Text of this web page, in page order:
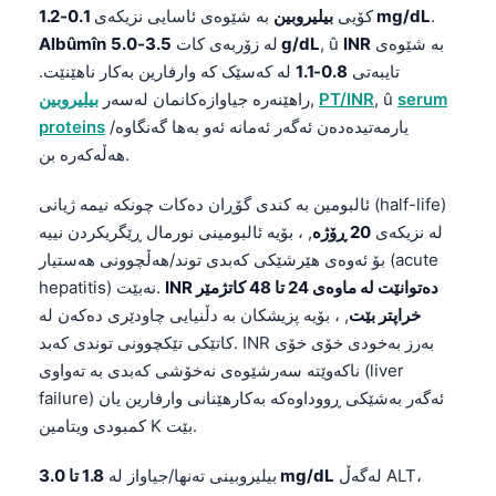
کۆیی بیلیروبین بە شێوەی ئاسایی نزیکەی 0.1-1.2 mg/dL.
Albûmîn
لە زۆربەی کات 3.5-5.0 g/dL, û INR
تایبەتی 0.8-1.1
لە کەسێک کە وارفارین بەکار ناهێنێت.
راهێنەرە جیاوازەکانمان لەسەر بیلیروبین , PT/INR, û serum
proteins
هەڵەکەرە بن.
ئالبومین بە کندی گۆڕان دەکات چونکە نیمە ژیانی (half-life)
لە نزیکەی 20 ڕۆژە
, ، بۆیە ئالبومینی نورمال ڕێگریکردن نییە
بۆ ئەوەی هێرشێکی کەبدی توند/هەڵچوونی هەستیار (acute
hepatitis) نەبێت. INR دەتوانێت لە ماوەی 24 تا 48 کاتژمێر
خراپتر بێت, ، بۆیە پزیشکان بە دڵنیایی چاودێری دەکەن لە
کاتێکی تێکچوونی توندی کەبد. INR بەرز بەخودی خۆی خۆی
ناکەوێتە سەرشێوەی نەخۆشی کەبدی بە تەواوی (liver
failure) ئەگەر بەشێکی ڕووداوەکە بەکارهێنانی وارفارین یان
کمبودی ویتامین K بێت.
بیلیروبینی تەنها/جیاواز لە 1.8 تا 3.0 mg/dL